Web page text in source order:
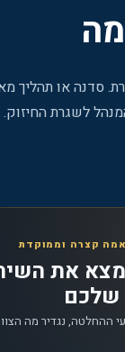
סדנה או תהליך
לשגרת החיזוק.
קצרה וממוקדת
את
ההחלטה, נגדיר מה